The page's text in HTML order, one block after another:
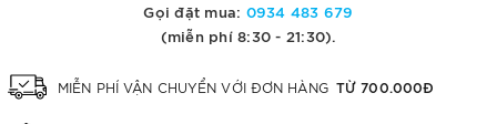
Gọi đặt mua: 0934 483 679
(miễn phí 8:30 - 21:30).
MIỄN PHÍ VẬN CHUYỂN VỚI ĐƠN HÀNG TỪ 700.000Đ